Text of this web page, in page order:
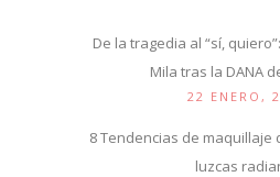
De la tragedia al “sí,
Mila tras la DANA
22 ENERO,
8 Tendencias de maquillaje
luzcas